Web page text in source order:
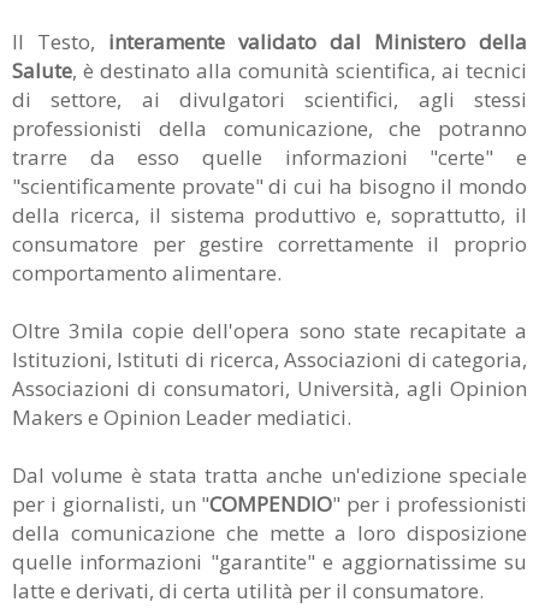
Il Testo, interamente validato dal Ministero della
Salute, è destinato alla comunità scientifica, ai tecnici
di settore, ai divulgatori scientifici, agli stessi
professionisti della comunicazione, che potranno
trarre da esso quelle informazioni "certe" e
"scientificamente provate" di cui ha bisogno il mondo
della ricerca, il sistema produttivo e, soprattutto, il
consumatore per gestire correttamente il proprio
comportamento alimentare.
Oltre 3mila copie dell'opera sono state recapitate a
Istituzioni, Istituti di ricerca, Associazioni di categoria,
Associazioni di consumatori, Università, agli Opinion
Makers e Opinion Leader mediatici.
Dal volume è stata tratta anche un'edizione speciale
per i giornalisti, un "COMPENDIO" per i professionisti
della comunicazione che mette a loro disposizione
quelle informazioni "garantite" e aggiornatissime su
latte e derivati, di certa utilità per il consumatore.